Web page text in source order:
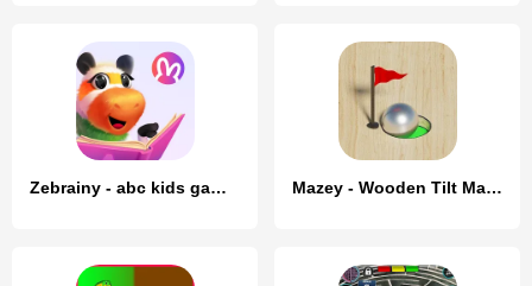
Zebrainy - abc kids games Mazey - Wooden Tilt Maze Game